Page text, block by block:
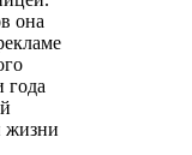
она
года
жизни